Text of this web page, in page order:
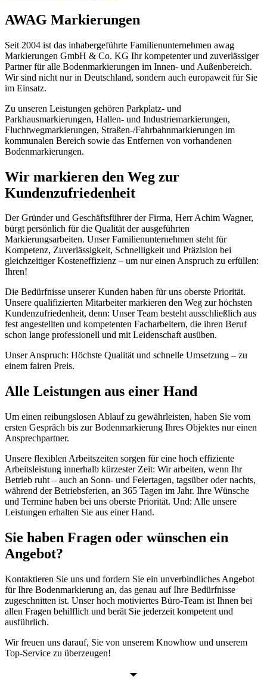
AWAG Markierungen
Seit 2004 ist das inhabergeführte Familienunternehmen awag
Markierungen GmbH & Co. KG Ihr kompetenter und zuverlässiger
Partner für alle Bodenmarkierungen im Innen- und Außenbereich.
Wir sind nicht nur in Deutschland, sondern auch europaweit für Sie
im Einsatz.
Zu unseren Leistungen gehören Parkplatz- und
Parkhausmarkierungen, Hallen- und Industriemarkierungen,
Fluchtwegmarkierungen, Straßen-/Fahrbahnmarkierungen im
kommunalen Bereich sowie das Entfernen von vorhandenen
Bodenmarkierungen.
Wir markieren den Weg zur
Kundenzufriedenheit
Der Gründer und Geschäftsführer der Firma, Herr Achim Wagner,
bürgt persönlich für die Qualität der ausgeführten
Markierungsarbeiten. Unser Familienunternehmen steht für
Kompetenz, Zuverlässigkeit, Schnelligkeit und Präzision bei
gleichzeitiger Kosteneffizienz – um nur einen Anspruch zu erfüllen:
Ihren!
Die Bedürfnisse unserer Kunden haben für uns oberste Priorität.
Unsere qualifizierten Mitarbeiter markieren den Weg zur höchsten
Kundenzufriedenheit, denn: Unser Team besteht ausschließlich aus
fest angestellten und kompetenten Facharbeitern, die ihren Beruf
schon lange professionell und mit Leidenschaft ausüben.
Unser Anspruch: Höchste Qualität und schnelle Umsetzung – zu
einem fairen Preis.
Alle Leistungen aus einer Hand
Um einen reibungslosen Ablauf zu gewährleisten, haben Sie vom
ersten Gespräch bis zur Bodenmarkierung Ihres Objektes nur einen
Ansprechpartner.
Unsere flexiblen Arbeitszeiten sorgen für eine hoch effiziente
Arbeitsleistung innerhalb kürzester Zeit: Wir arbeiten, wenn Ihr
Betrieb ruht – auch an Sonn- und Feiertagen, tagsüber oder nachts,
während der Betriebsferien, an 365 Tagen im Jahr. Ihre Wünsche
und Termine haben bei uns oberste Priorität. Und: Alle unsere
Leistungen erhalten Sie aus einer Hand.
Sie haben Fragen oder wünschen ein
Angebot?
Kontaktieren Sie uns und fordern Sie ein unverbindliches Angebot
für Ihre Bodenmarkierung an, das genau auf Ihre Bedürfnisse
zugeschnitten ist. Unser hoch motiviertes Büro-Team ist Ihnen bei
allen Fragen behilflich und berät Sie jederzeit kompetent und
ausführlich.
Wir freuen uns darauf, Sie von unserem Knowhow und unserem
Top-Service zu überzeugen!